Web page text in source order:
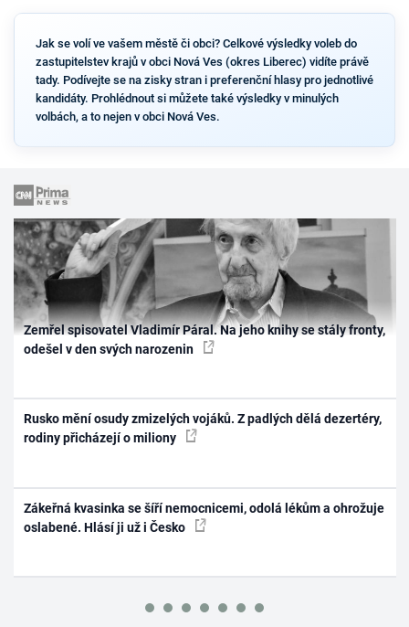
Jak se volí ve vašem městě či obci? Celkové výsledky voleb do
zastupitelstev krajů v obci Nová Ves (okres Liberec) vidíte právě
tady. Podívejte se na zisky stran i preferenční hlasy pro jednotlivé
kandidáty. Prohlédnout si můžete také výsledky v minulých
volbách, a to nejen v obci Nová Ves.
Zemřel spisovatel Vladimír Páral. Na jeho knihy se stály fronty,
odešel v den svých narozenin
Rusko mění osudy zmizelých vojáků. Z padlých dělá dezertéry,
rodiny přicházejí o miliony
Zákeřná kvasinka se šíří nemocnicemi, odolá lékům a ohrožuje
oslabené. Hlásí ji už i Česko